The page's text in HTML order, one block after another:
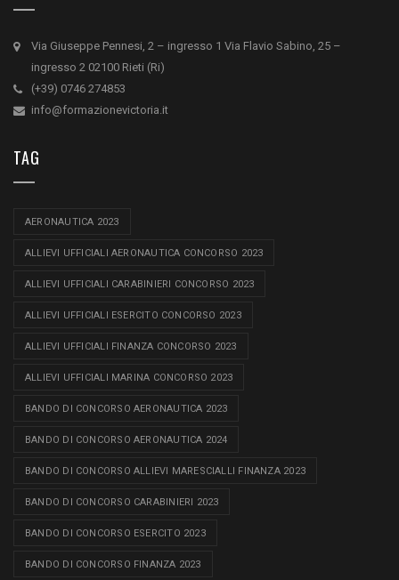
Via Giuseppe Pennesi, 2 – ingresso 1 Via Flavio Sabino, 25 –
ingresso 2 02100 Rieti (Ri)
(+39) 0746 274853
info@formazionevictoria.it
TAG
AERONAUTICA 2023
ALLIEVI UFFICIALI AERONAUTICA CONCORSO 2023
ALLIEVI UFFICIALI CARABINIERI CONCORSO 2023
ALLIEVI UFFICIALI ESERCITO CONCORSO 2023
ALLIEVI UFFICIALI FINANZA CONCORSO 2023
ALLIEVI UFFICIALI MARINA CONCORSO 2023
BANDO DI CONCORSO AERONAUTICA 2023
BANDO DI CONCORSO AERONAUTICA 2024
BANDO DI CONCORSO ALLIEVI MARESCIALLI FINANZA 2023
BANDO DI CONCORSO CARABINIERI 2023
BANDO DI CONCORSO ESERCITO 2023
BANDO DI CONCORSO FINANZA 2023